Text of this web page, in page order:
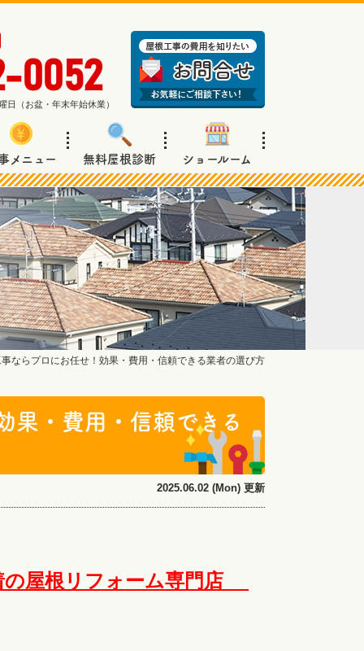
0052
（お盆・年末年始休業）
メニュー 無料屋根診断 ショールーム
ならプロにお任せ！効果・費用・信頼できる業者の選び方
果・費用・信頼できる
2025.06.02 (Mon) 更新
の屋根リフォーム専門店